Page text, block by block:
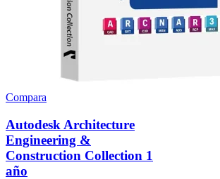
Compara
Autodesk Architecture
Engineering &
Construction Collection 1
año